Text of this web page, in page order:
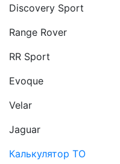
Discovery Sport
Range Rover
RR Sport
Evoque
Velar
Jaguar
Калькулятор ТО